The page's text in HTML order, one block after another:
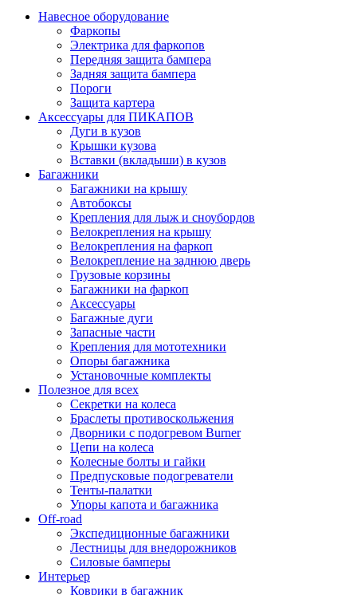
Навесное оборудование
Фаркопы
Электрика для фаркопов
Передняя защита бампера
Задняя защита бампера
Пороги
Защита картера
Аксессуары для ПИКАПОВ
Дуги в кузов
Крышки кузова
Вставки (вкладыши) в кузов
Багажники
Багажники на крышу
Автобоксы
Крепления для лыж и сноубордов
Велокрепления на крышу
Велокрепления на фаркоп
Велокрепление на заднюю дверь
Грузовые корзины
Багажники на фаркоп
Аксессуары
Багажные дуги
Запасные части
Крепления для мототехники
Опоры багажника
Установочные комплекты
Полезное для всех
Секретки на колеса
Браслеты противоскольжения
Дворники с подогревом Burner
Цепи на колеса
Колесные болты и гайки
Предпусковые подогреватели
Тенты-палатки
Упоры капота и багажника
Off-road
Экспедиционные багажники
Лестницы для внедорожников
Силовые бамперы
Интерьер
Коврики в багажник